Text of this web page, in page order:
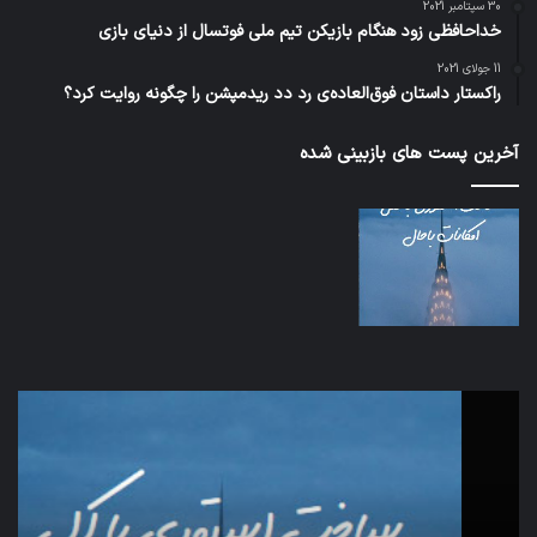
30 سپتامبر 2021
خداحافظی زود هنگام بازیکن تیم ملی فوتسال از دنیای بازی
11 جولای 2021
راکستار داستان فوق‌العاده‌ی رد دد ریدمپشن را چگونه روایت کرد؟
آخرین پست های بازبینی شده